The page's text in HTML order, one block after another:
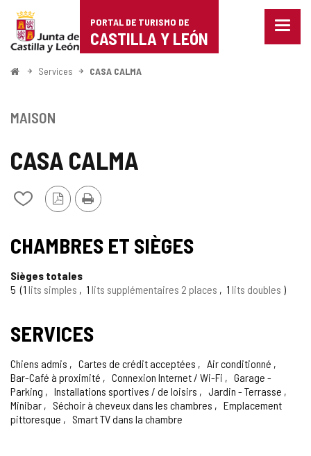
Portal
de
Turismo
Castilla
León
PORTAL DE TURISMO DE
CASTILLA Y LEÓN
Menu
<
Services CASA CALMA
CASA CALMA
Ajouter/retirer
de
cahiers
Version
PDF
Imprimer
TIPO
MAISON
CHAMBRES ET SIÈGES
Sièges totales
5
1 lits simples 1 lits supplémentaires 2 places 1 lits doubles
SERVICES
Chiens admis Cartes de crédit acceptées
Air conditionné
Bar-Café à proximité
Connexion Internet / Wi-Fi
Garage -
Parking
Installations sportives / de loisirs
Jardin - Terrasse
Minibar
Séchoir à cheveux dans les chambres
Emplacement
pittoresque
Smart TV dans la chambre